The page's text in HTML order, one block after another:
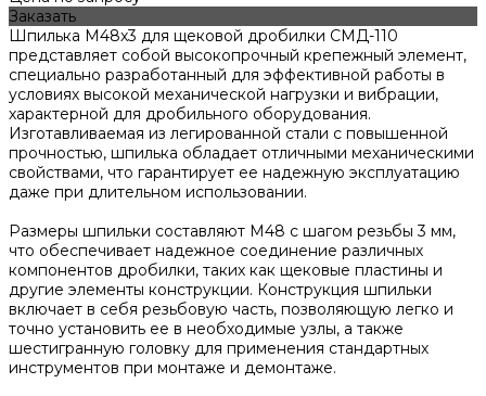
Заказать
Шпилька М48x3 для щековой дробилки СМД-110
представляет собой высокопрочный крепежный элемент,
специально разработанный для эффективной работы в
условиях высокой механической нагрузки и вибрации,
характерной для дробильного оборудования.
Изготавливаемая из легированной стали с повышенной
прочностью, шпилька обладает отличными механическими
свойствами, что гарантирует ее надежную эксплуатацию
даже при длительном использовании.
Размеры шпильки составляют М48 с шагом резьбы 3 мм,
что обеспечивает надежное соединение различных
компонентов дробилки, таких как щековые пластины и
другие элементы конструкции. Конструкция шпильки
включает в себя резьбовую часть, позволяющую легко и
точно установить ее в необходимые узлы, а также
шестигранную головку для применения стандартных
инструментов при монтаже и демонтаже.